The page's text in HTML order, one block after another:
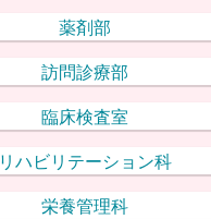
薬剤部
訪問診療部
臨床検査室
リハビリテーション科
栄養管理科